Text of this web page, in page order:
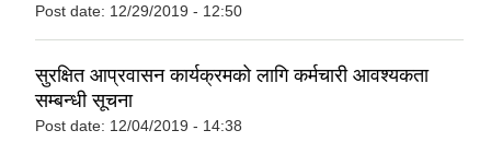
Post date: 12/29/2019 - 12:50
सुरक्षित आप्रवासन कार्यक्रमको लागि कर्मचारी आवश्यकता
सम्बन्धी सूचना
Post date: 12/04/2019 - 14:38